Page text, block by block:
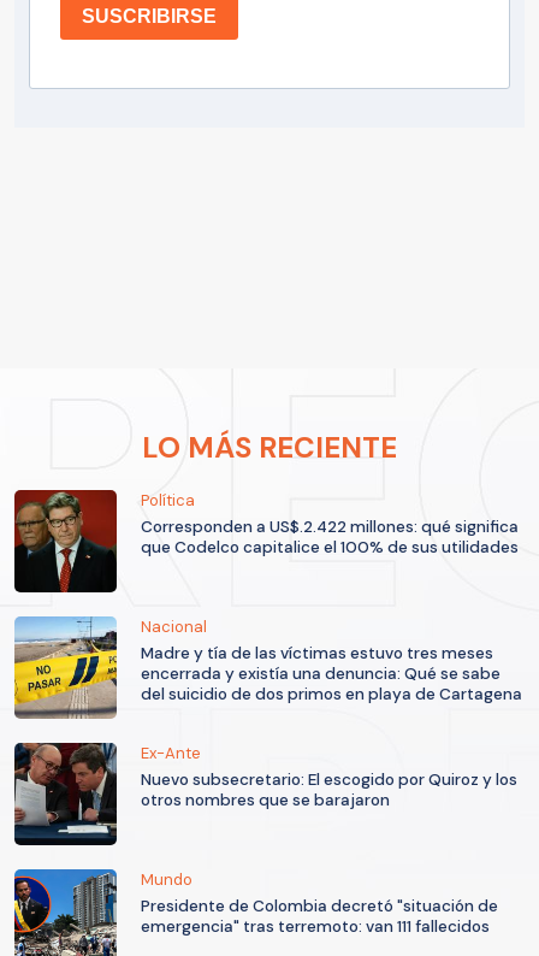
SUSCRIBIRSE
LO MÁS RECIENTE
Política
Corresponden a US$.2.422 millones: qué significa
que Codelco capitalice el 100% de sus utilidades
Nacional
Madre y tía de las víctimas estuvo tres meses
encerrada y existía una denuncia: Qué se sabe
del suicidio de dos primos en playa de Cartagena
Ex-Ante
Nuevo subsecretario: El escogido por Quiroz y los
otros nombres que se barajaron
Mundo
Presidente de Colombia decretó "situación de
emergencia" tras terremoto: van 111 fallecidos